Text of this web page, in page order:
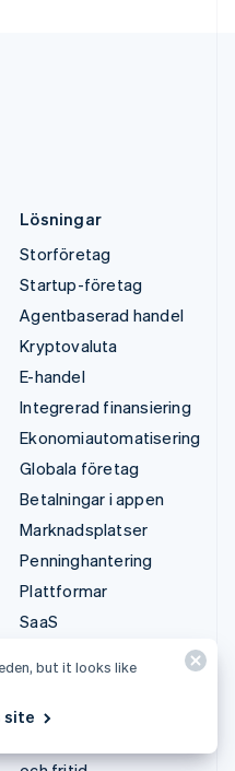
Lösningar
Storföretag
Startup-företag
Agentbaserad handel
Kryptovaluta
E-handel
Integrerad finansiering
Ekonomiautomatisering
Globala företag
Betalningar i appen
Marknadsplatser
Penninghantering
Plattformar
SaaS
Kreatörsekonomi
Spel
but it looks like
site